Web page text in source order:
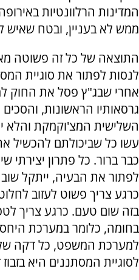
המדינות הרלוונטיות
ממש לא בעניין, ובטח
התוצאה של כל זה פשוטה
לנסות לפתור את סוגיית
אחרי שבג"ץ פסל את החוק
גרסאותיו הראשונות,
השלישית המצ'וקמקת והלא
עשו כל שביכולתם להכשיל
כבר ברור. כל פתרון יצירתי
לפתור את הבעיה, ייתקל
כרגע צריך פשוט לעזוב
בזה שום טעם. כרגע צריך
בחומה, כלומר במערכת
למערכת המשפט, כל דקה של
לסוגיית המסתננים היא בזבוז